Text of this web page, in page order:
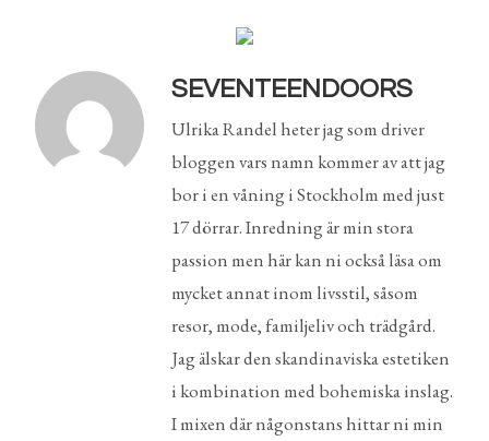
SEVENTEENDOORS
Ulrika Randel heter jag som driver
bloggen vars namn kommer av att jag
bor i en våning i Stockholm med just
17 dörrar. Inredning är min stora
passion men här kan ni också läsa om
mycket annat inom livsstil, såsom
resor, mode, familjeliv och trädgård.
Jag älskar den skandinaviska estetiken
i kombination med bohemiska inslag.
I mixen där någonstans hittar ni min